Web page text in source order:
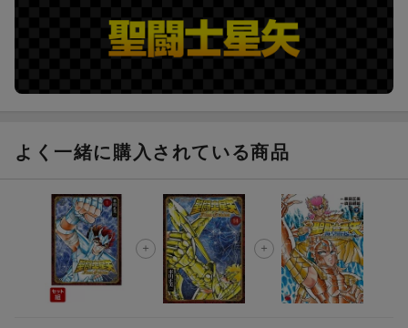
エントリー＆3,000円以上購入で無料データSIM（3GB/月プ
ラン）が当たる！
よく一緒に購入されている商品